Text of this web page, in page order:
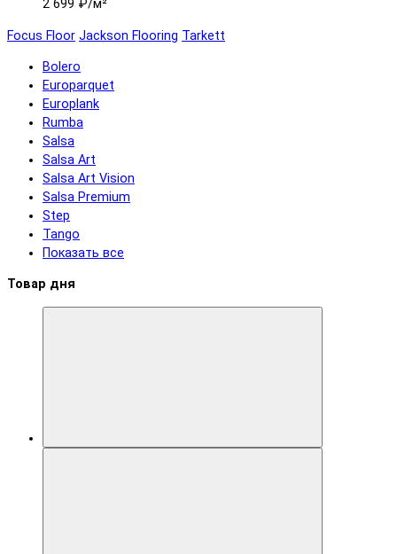
2 699 ₽/м²
Focus Floor Jackson Flooring Tarkett
Bolero
Europarquet
Europlank
Rumba
Salsa
Salsa Art
Salsa Art Vision
Salsa Premium
Step
Tango
Показать все
Товар дня